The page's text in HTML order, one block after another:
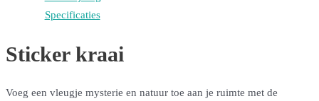
Specificaties
Sticker kraai
Voeg een vleugje mysterie en natuur toe aan je ruimte met de